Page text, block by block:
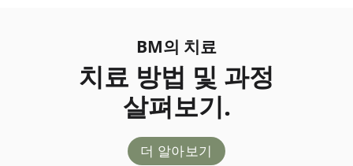
BM의 치료
치료 방법 및 과정
살펴보기.
더 알아보기